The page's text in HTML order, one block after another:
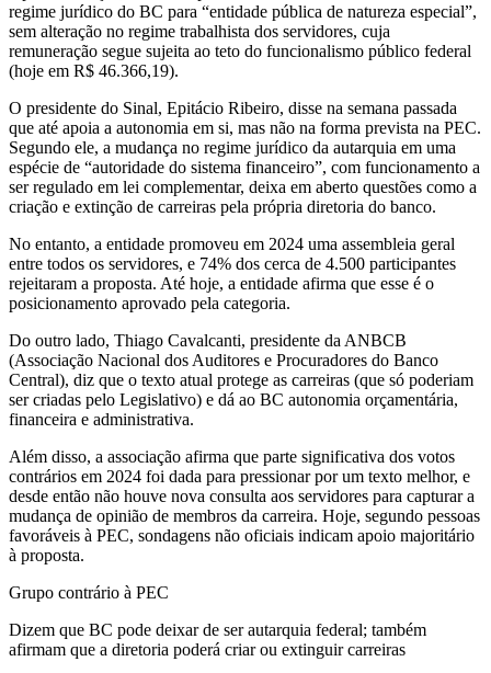
regime jurídico do BC para “entidade pública de natureza especial”,
sem alteração no regime trabalhista dos servidores, cuja
remuneração segue sujeita ao teto do funcionalismo público federal
(hoje em R$ 46.366,19).
O presidente do Sinal, Epitácio Ribeiro, disse na semana passada
que até apoia a autonomia em si, mas não na forma prevista na PEC.
Segundo ele, a mudança no regime jurídico da autarquia em uma
espécie de “autoridade do sistema financeiro”, com funcionamento a
ser regulado em lei complementar, deixa em aberto questões como a
criação e extinção de carreiras pela própria diretoria do banco.
No entanto, a entidade promoveu em 2024 uma assembleia geral
entre todos os servidores, e 74% dos cerca de 4.500 participantes
rejeitaram a proposta. Até hoje, a entidade afirma que esse é o
posicionamento aprovado pela categoria.
Do outro lado, Thiago Cavalcanti, presidente da ANBCB
(Associação Nacional dos Auditores e Procuradores do Banco
Central), diz que o texto atual protege as carreiras (que só poderiam
ser criadas pelo Legislativo) e dá ao BC autonomia orçamentária,
financeira e administrativa.
Além disso, a associação afirma que parte significativa dos votos
contrários em 2024 foi dada para pressionar por um texto melhor, e
desde então não houve nova consulta aos servidores para capturar a
mudança de opinião de membros da carreira. Hoje, segundo pessoas
favoráveis à PEC, sondagens não oficiais indicam apoio majoritário
à proposta.
Grupo contrário à PEC
Dizem que BC pode deixar de ser autarquia federal; também
afirmam que a diretoria poderá criar ou extinguir carreiras